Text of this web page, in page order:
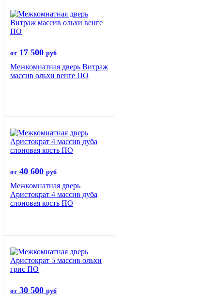
от 17 500 руб
Межкомнатная дверь Витраж
массив ольхи венге ПО
от 40 600 руб
Межкомнатная дверь
Аристократ 4 массив дуба
слоновая кость ПО
от 30 500 руб